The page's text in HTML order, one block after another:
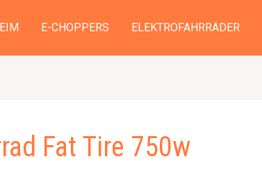
E-CHOPPERS ELEKTROFAHRRÄDER
Fat Tire 750w